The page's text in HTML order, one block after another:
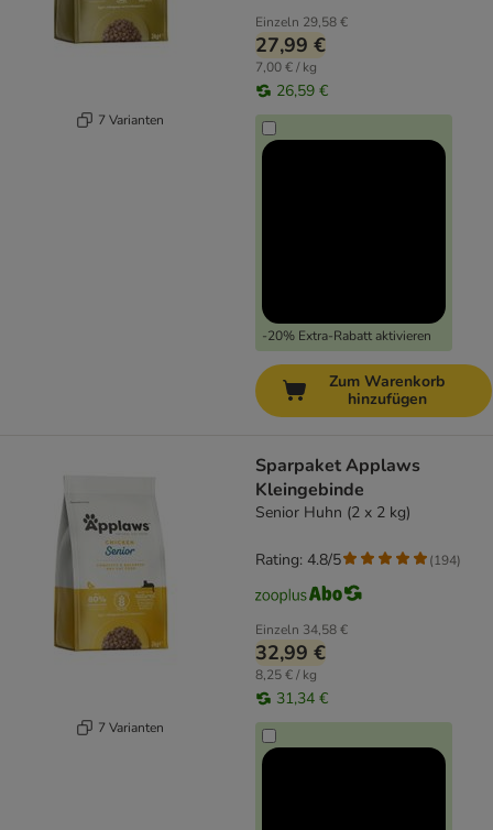
7 Varianten
Einzeln 29,58 €
27,99 €
7,00 € / kg
26,59 €
-20% Extra-Rabatt aktivieren
Zum Warenkorb
hinzufügen
7 Varianten
Sparpaket Applaws
Kleingebinde
Senior Huhn (2 x 2 kg)
Einzeln 34,58 €
32,99 €
8,25 € / kg
31,34 €
Rating: 4.8/5 (194)